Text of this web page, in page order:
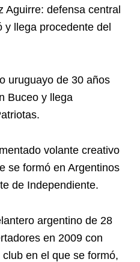
Aguirre: defensa central
llega procedente del
uruguayo de 30 años
Buceo y llega
volante creativo
se formó en Argentinos
de Independiente.
argentino de 28
en 2009 con
en el que se formó,